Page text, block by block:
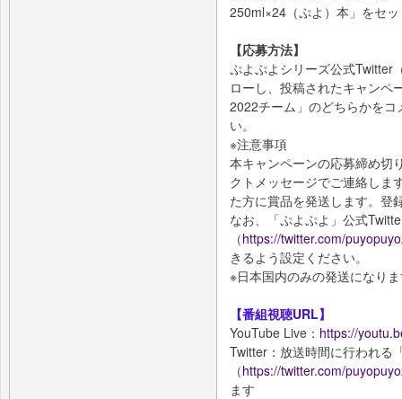
250ml×24（ぷよ）本」をセ
【応募方法】
ぷよぷよシリーズ公式Twitter
ローし、投稿されたキャンペ
2022チーム」のどちらかを
い。
※注意事項
本キャンペーンの応募締め切
クトメッセージでご連絡しま
た方に賞品を発送します。登
なお、「ぷよぷよ」公式
（https://twitter.com/
きるよう設定ください。
※日本国内のみの発送になり
【番組視聴URL】
YouTube Live： https://
Twitter：放送時間に行われる
（https://twitter.com/
ます